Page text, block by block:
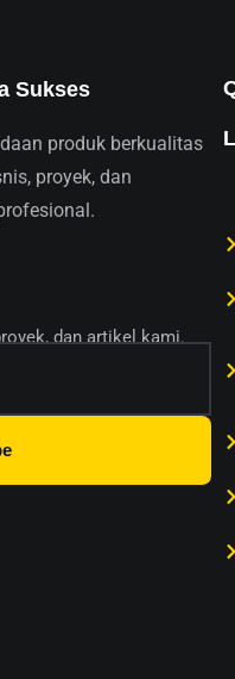
Sukses
produk berkualitas
proyek, dan
dan artikel kami.